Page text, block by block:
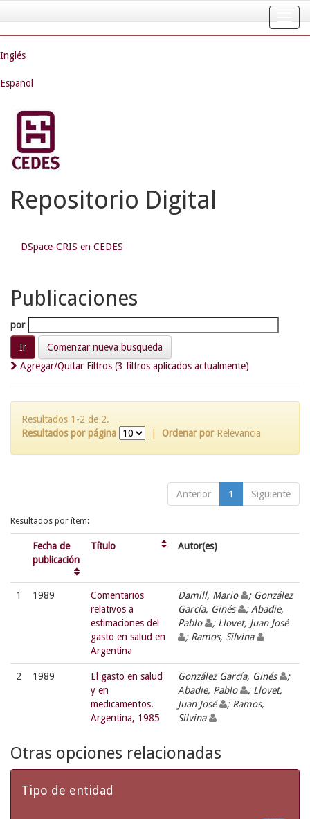
navigation
Inglés
Español
Repositorio Digital
DSpace-CRIS en CEDES
Publicaciones
por
Comenzar nueva busqueda
Agregar/Quitar Filtros (3 filtros aplicados actualmente)
Resultados 1-2 de 2.
Resultados por página
Ordenar por Relevancia
Anterior 1 Siguiente
Resultados por ítem:
Fecha de
publicación
Título Autor(es)
1 1989
Comentarios
relativos a
estimaciones del
gasto en salud en
Argentina
Damill, Mario
; González
García, Ginés
; Abadie,
Pablo
; Llovet, Juan José
; Ramos, Silvina
2 1989
El gasto en salud
y en
medicamentos.
Argentina, 1985
González García, Ginés
;
Abadie, Pablo
; Llovet,
Juan José
; Ramos,
Silvina
Otras opciones relacionadas
Tipo de entidad